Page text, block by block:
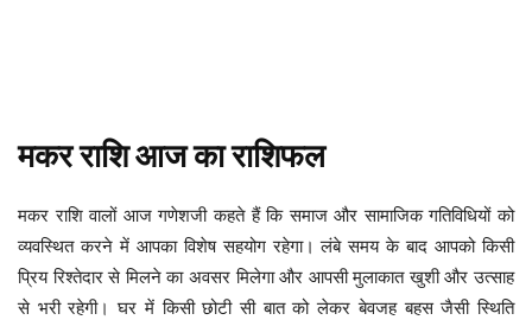
मकरराशिआजकाराशिफल
मकर राशि वालों आज गणेशजी कहते हैं कि समाज और सामाजिक गतिविधियों को
व्यवस्थित करने में आपका विशेष सहयोग रहेगा। लंबे समय के बाद आपको किसी
प्रिय रिश्तेदार से मिलने का अवसर मिलेगा और आपसी मुलाकात खुशी और उत्साह
से भरी रहेगी। घर में किसी छोटी सी बात को लेकर बेवजह बहस जैसी स्थिति